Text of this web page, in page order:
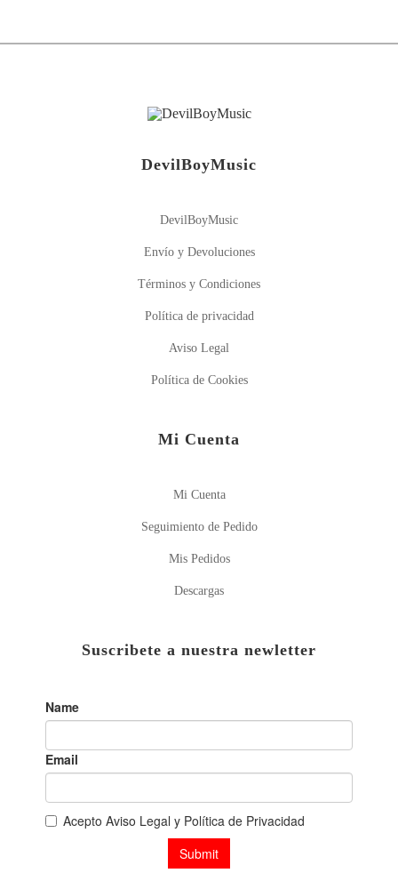
DevilBoyMusic
DevilBoyMusic
Envío y Devoluciones
Términos y Condiciones
Política de privacidad
Aviso Legal
Política de Cookies
Mi Cuenta
Mi Cuenta
Seguimiento de Pedido
Mis Pedidos
Descargas
Suscribete a nuestra newletter